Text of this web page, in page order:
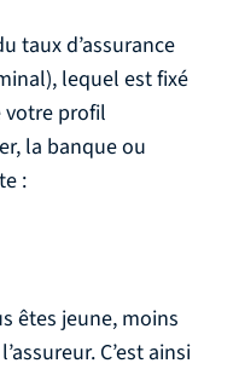
taux d’assurance
lequel est fixé
votre profil
la banque ou
:
êtes jeune, moins
C’est ainsi